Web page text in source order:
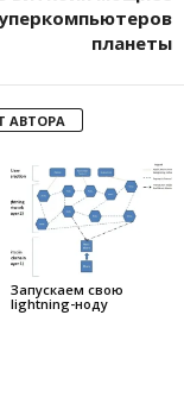
планеты
АВТОРА
Запускаем свою
lightning-ноду